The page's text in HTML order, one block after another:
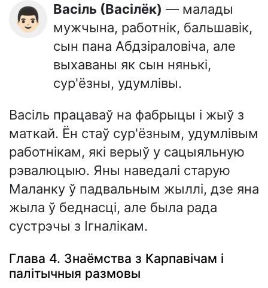
👨🏻 Васіль (Васілёк) — малады
мужчына, работнік, бальшавік,
сын пана Абдзіраловіча, але
выхаваны як сын нянькі,
сур'ёзны, удумлівы.
Васіль працаваў на фабрыцы і жыў з
маткай. Ён стаў сур'ёзным, удумлівым
работнікам, які верыў у сацыяльную
рэвалюцыю. Яны наведалі старую
Маланку ў падвальным жыллі, дзе яна
жыла ў беднасці, але была рада
сустрэчы з Ігналікам.
Глава 4. Знаёмства з Карпавічам і
палітычныя размовы